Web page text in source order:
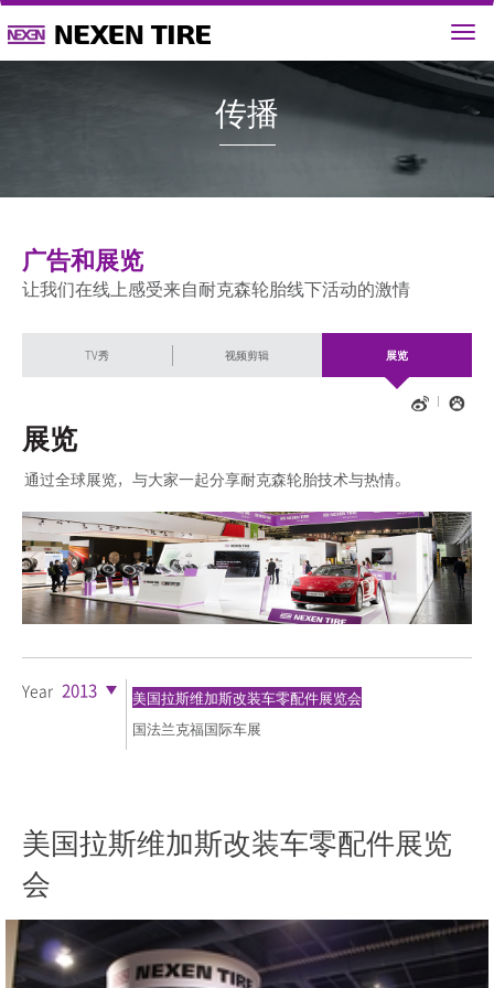
传播
广告和展览
让我们在线上感受来自耐克森轮胎线下活动的激情
TV秀 视频剪辑 展览
展览
通过全球展览，与大家一起分享耐克森轮胎技术与热情。
Year 2013
美国拉斯维加斯改装车零配件展览会
国法兰克福国际车展
美国拉斯维加斯改装车零配件展览
会